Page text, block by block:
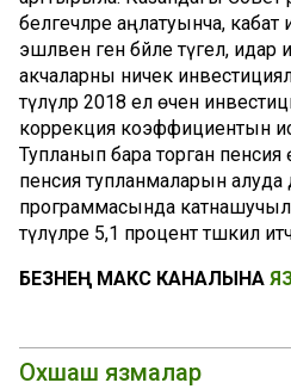
белгечләре аңлатуынча, кабат
эшләвенә генә бәйле түгел,
акчаларны ничек
түләүләр 2018 ел өчен
коррекция коэффициентын
Тупланып бара торган пенсия
пенсия тупланмаларын алуда
программасында
түләүләре 5,1 процент тәшкил
БЕЗНЕҢ МАКС КАНАЛЫНА
Охшаш язмалар